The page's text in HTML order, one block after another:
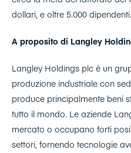
dollari, e oltre 5.000 dipendenti.
A proposito di Langley
Langley Holdings plc è un
produzione industriale con
produce principalmente beni
tutto il mondo. Le aziende
mercato o occupano forti
settori, fornendo tecnologie